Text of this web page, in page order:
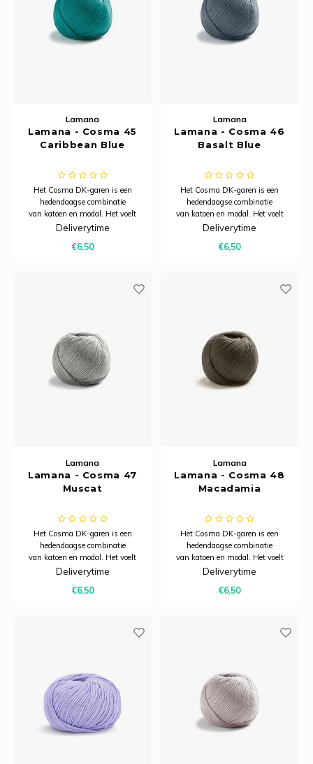
Lamana
Lamana - Cosma 45
Caribbean Blue
Het Cosma DK-garen is een
hedendaagse combinatie
van katoen en modal. Het voelt
heerlijk zacht aan, heeft een
model is het bijzonder ademend.
Deliverytime
€6,50
Lamana
Lamana - Cosma 46
Basalt Blue
Het Cosma DK-garen is een
hedendaagse combinatie
van katoen en modal. Het voelt
heerlijk zacht aan, heeft een
model is het bijzonder ademend.
Deliverytime
€6,50
Lamana
Lamana - Cosma 47
Muscat
Het Cosma DK-garen is een
hedendaagse combinatie
van katoen en modal. Het voelt
heerlijk zacht aan, heeft een
model is het bijzonder ademend.
Deliverytime
€6,50
Lamana
Lamana - Cosma 48
Macadamia
Het Cosma DK-garen is een
hedendaagse combinatie
van katoen en modal. Het voelt
heerlijk zacht aan, heeft een
model is het bijzonder ademend.
Deliverytime
€6,50